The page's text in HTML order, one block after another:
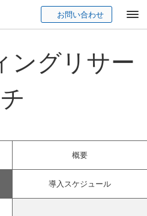
お問い合わせ
ングリサー
チ
概要
導入スケジュール